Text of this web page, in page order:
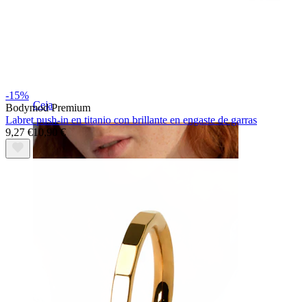
Ceja
-15%
Bodymod Premium
Labret push-in en titanio con brillante en engaste de garras
9,27 €10,90 €